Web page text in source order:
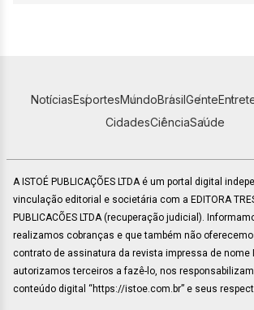
NotíciasEsportesMundoBrasilGente
CidadesCiênciaSaúde
A ISTOÉ PUBLICAÇÕES LTDA é um portal digital
vinculação editorial e societária com a EDITORA
PUBLICACÕES LTDA (recuperação judicial).
realizamos cobranças e que também não
contrato de assinatura da revista impressa de nome
autorizamos terceiros a fazê-lo, nos
conteúdo digital “https://istoe.com.br” e seus